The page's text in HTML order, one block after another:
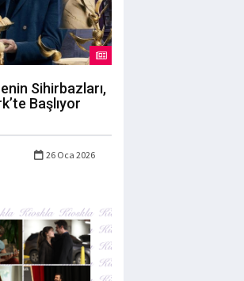
Sihirbazları,
Başlıyor
26 Oca 2026